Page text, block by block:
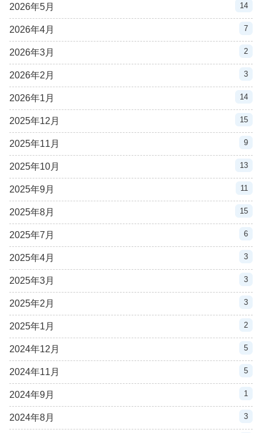
2026年5月 14
2026年4月 7
2026年3月 2
2026年2月 3
2026年1月 14
2025年12月 15
2025年11月 9
2025年10月 13
2025年9月 11
2025年8月 15
2025年7月 6
2025年4月 3
2025年3月 3
2025年2月 3
2025年1月 2
2024年12月 5
2024年11月 5
2024年9月 1
2024年8月 3